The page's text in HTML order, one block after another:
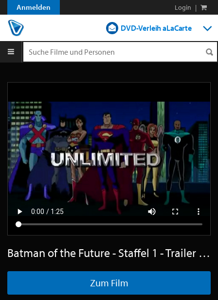
Anmelden Login |
DVD-Verleih aLaCarte
Blog
Batman of the Future - Staffel 1 - Trailer Englisch SD
Zum Film